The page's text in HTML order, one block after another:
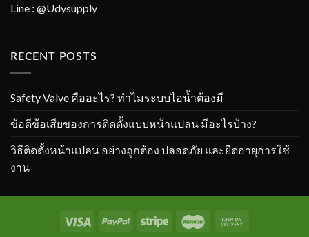
Line : @Udysupply
RECENT POSTS
Safety Valve คืออะไร? ทำไมระบบไอน้ำต้องมี
ข้อดีข้อเสียของการติดตั้งแบบหน้าแปลน มีอะไรบ้าง?
วิธีติดตั้งหน้าแปลน อย่างถูกต้อง ปลอดภัย และยืดอายุการใช้
งาน